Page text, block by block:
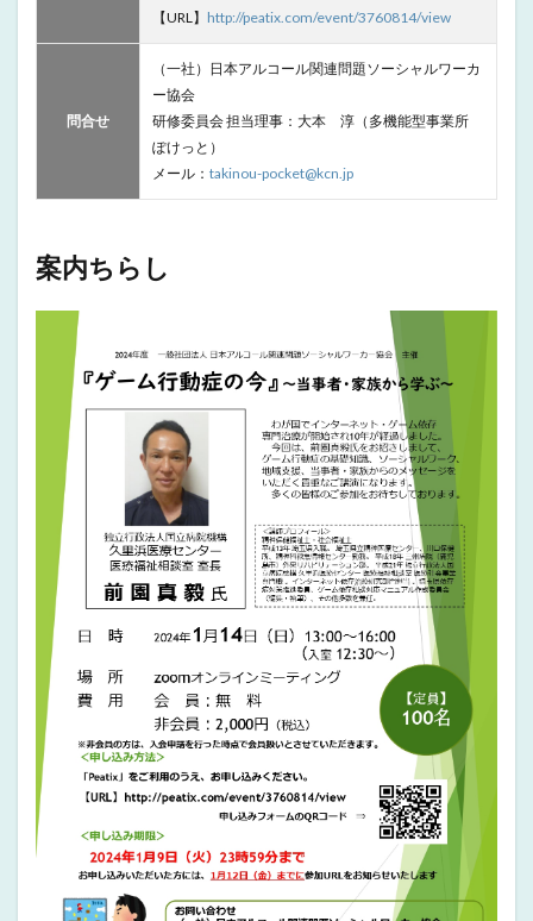
【URL】 http://peatix.com/event/3760814/view
問合せ
（一社）日本アルコール関連問題ソーシャルワーカ
ー協会
研修委員会 担当理事：大本 淳（多機能型事業所
ぽけっと）
メール： takinou-pocket@kcn.jp
案内ちらし